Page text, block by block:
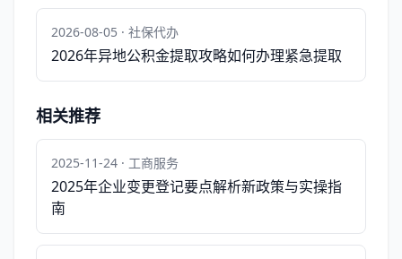
2026-08-05 · 社保代办
2026年异地公积金提取攻略如何办理紧急提取
相关推荐
2025-11-24 · 工商服务
2025年企业变更登记要点解析新政策与实操指
南